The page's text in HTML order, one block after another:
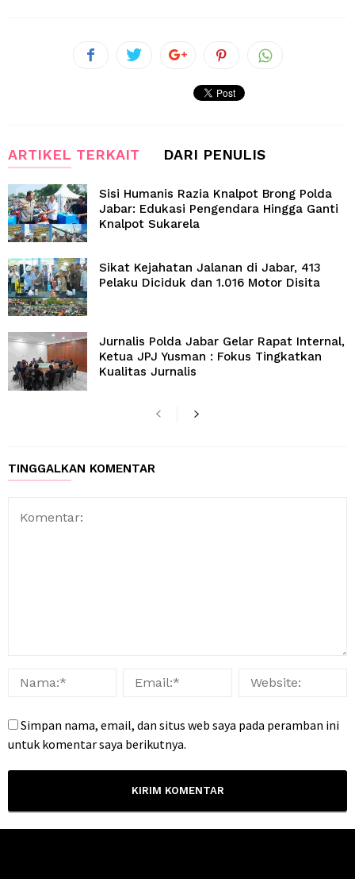
ARTIKEL TERKAIT DARI PENULIS
Sisi Humanis Razia Knalpot Brong Polda
Jabar: Edukasi Pengendara Hingga Ganti
Knalpot Sukarela
Sikat Kejahatan Jalanan di Jabar, 413
Pelaku Diciduk dan 1.016 Motor Disita
Jurnalis Polda Jabar Gelar Rapat Internal,
Ketua JPJ Yusman : Fokus Tingkatkan
Kualitas Jurnalis
TINGGALKAN KOMENTAR
Simpan nama, email, dan situs web saya pada peramban ini
untuk komentar saya berikutnya.